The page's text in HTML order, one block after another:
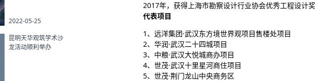
2022-05-25
昆明天华观筑学术沙
龙活动顺利举办
2017年，获得上海市勘察设计行业协会优秀工程设计
代表项目
1、远洋集团·武汉东方境世界观项目售楼处项目
2、华润·武汉二十四城项目
3、中粮·武汉大悦城商办项目
4、世茂·武汉十里星河商住项目
5、世茂·荆门龙山中央商务区